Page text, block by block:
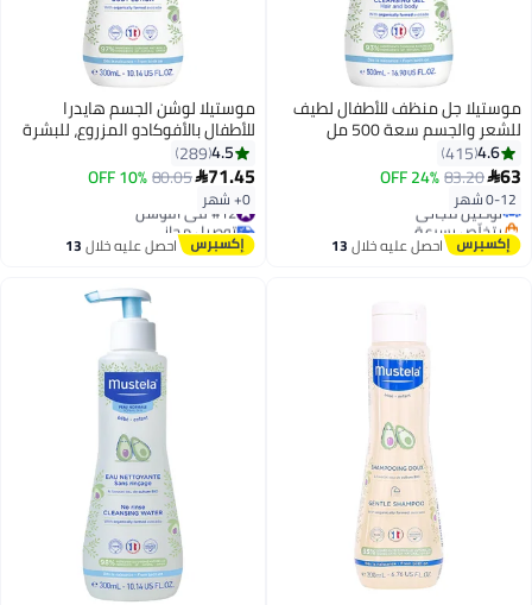
موستيلا جل منظف للأطفال لطيف
للشعر والجسم سعة 500 مل
4.6
415
63
83.20
24% OFF
0-12 شهر
#3 في صابون سائل للاستحمام
أقل سعر في 7 يوم
توصيل مجاني
بتخلّص بسرعة
تم بيع +190 مؤخرًا
#3 في صابون سائل للاستحمام
احصل عليه خلال13
موستيلا لوشن الجسم هايدرا
للأطفال بالأفوكادو المزروع، للبشرة
الطبيعية
4.5
289
71.45
80.05
10% OFF
0+ شهر #12 في اللوشن
توصيل مجاني
#12 في اللوشن احصل عليه خلال13